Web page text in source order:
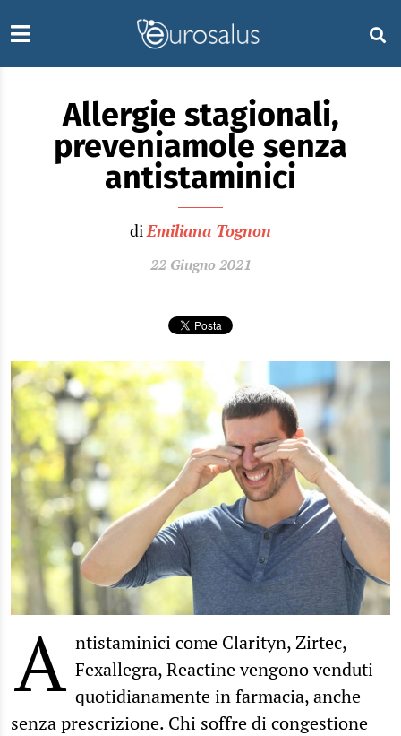
Allergie stagionali,
preveniamole senza
antistaminici
diEmiliana Tognon
22 Giugno 2021
A ntistaminici come Clarityn, Zirtec,
Fexallegra, Reactine vengono venduti
quotidianamente in farmacia, anche
senza prescrizione. Chi soffre di congestione